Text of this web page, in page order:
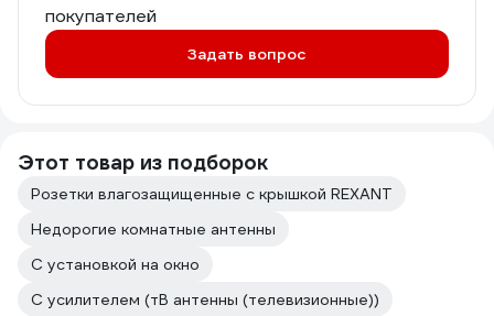
покупателей
Задать вопрос
Этот товар из подборок
Розетки влагозащищенные с крышкой REXANT
Недорогие комнатные антенны
С установкой на окно
С усилителем (тВ антенны (телевизионные))